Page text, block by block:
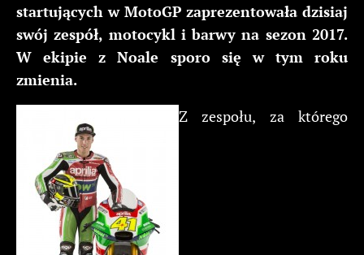
startujących w MotoGP zaprezentowała dzisiaj
swój zespół, motocykl i barwy na sezon 2017.
W ekipie z Noale sporo się w tym roku
zmienia.
Z zespołu, za którego